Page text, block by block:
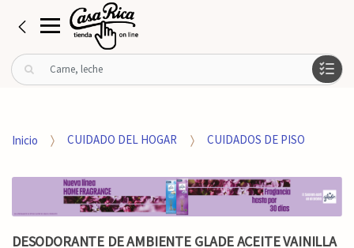
B
u
r
o
Inicio CUIDADO DEL HOGAR CUIDADOS DE PISO
DESODORANTE DE AMBIENTE GLADE ACEITE VAINILLA